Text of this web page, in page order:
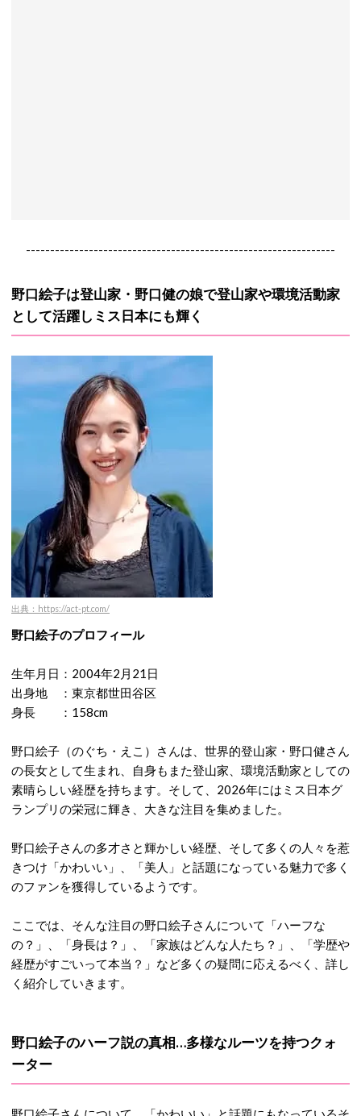
----------------------------------------------------------------
野口絵子は登山家・野口健の娘で登山家や環境活動家
として活躍しミス日本にも輝く
出典：https://act-pt.com/
野口絵子のプロフィール
生年月日：2004年2月21日
出身地 ：東京都世田谷区
身長 ：158cm
野口絵子（のぐち・えこ）さんは、世界的登山家・野口健さん
の長女として生まれ、自身もまた登山家、環境活動家としての
素晴らしい経歴を持ちます。そして、2026年にはミス日本グ
ランプリの栄冠に輝き、大きな注目を集めました。
野口絵子さんの多才さと輝かしい経歴、そして多くの人々を惹
きつけ「かわいい」、「美人」と話題になっている魅力で多く
のファンを獲得しているようです。
ここでは、そんな注目の野口絵子さんについて
「ハーフな
の？」、「身長は？」、「家族はどんな人たち？」、「学歴や
経歴がすごいって本当？」など多くの疑問に応えるべく、詳し
く紹介していきます。
野口絵子のハーフ説の真相…多様なルーツを持つクォ
ーター